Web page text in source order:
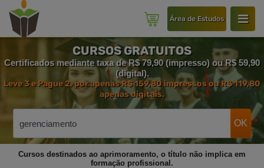
Área de Estudos
CURSOS GRATUITOS
Certificados mediante taxa de R$ 79,90 (impresso) ou R$ 59,90
(digital).
Leve 3 e Pague 2, por apenas R$ 159,80 impressos ou R$ 119,80
apenas digitais.
OK
Cursos destinados ao aprimoramento, o título não implica em
formação profissional.